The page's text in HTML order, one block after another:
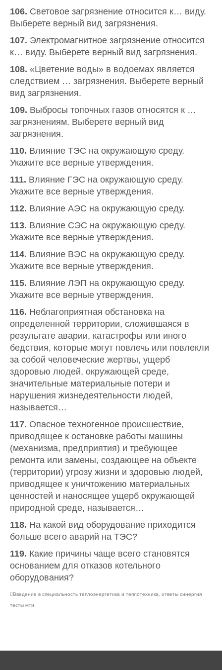
106. Световое загрязнение относится к… виду.
Выберете верный вид загрязнения.
107. Электромагнитное загрязнение относится
к… виду. Выберете верный вид загрязнения.
108. «Цветение воды» в водоемах является
следствием … загрязнения. Выберете верный
вид загрязнения.
109. Выбросы топочных газов относятся к …
загрязнениям. Выберете верный вид
загрязнения.
110. Влияние ТЭС на окружающую среду.
Укажите все верные утверждения.
111. Влияние ГЭС на окружающую среду.
Укажите все верные утверждения.
112. Влияние АЭС на окружающую среду.
113. Влияние СЭС на окружающую среду.
Укажите все верные утверждения.
114. Влияние ВЭС на окружающую среду.
Укажите все верные утверждения.
115. Влияние ЛЭП на окружающую среду.
Укажите все верные утверждения.
116. Неблагоприятная обстановка на
определенной территории, сложившаяся в
результате аварии, катастрофы или иного
бедствия, которые могут повлечь или повлекли
за собой человеческие жертвы, ущерб
здоровью людей, окружающей среде,
значительные материальные потери и
нарушения жизнедеятельности людей,
называется…
117. Опасное техногенное происшествие,
приводящее к остановке работы машины
(механизма, предприятия) и требующее
ремонта или замены, создающее на объекте
(территории) угрозу жизни и здоровью людей,
приводящее к уничтожению материальных
ценностей и наносящее ущерб окружающей
природной среде, называется…
118. На какой вид оборудование приходится
больше всего аварий на ТЭС?
119. Какие причины чаще всего становятся
основанием для отказов котельного
оборудования?
Введение в специальность теплоэнергетика и теплотехника
ответы синергия
тесты мти